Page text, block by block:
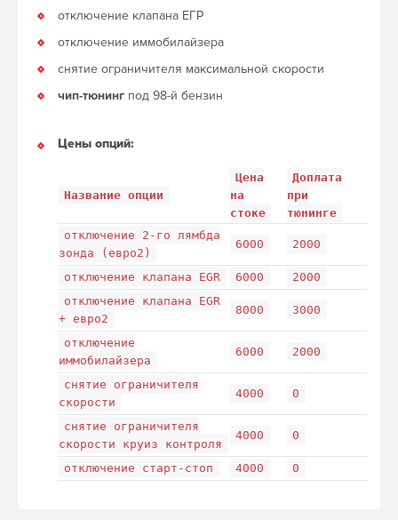
отключение клапана ЕГР
отключение иммобилайзера
снятие ограничителя максимальной скорости
чип-тюнинг под 98-й бензин
Цены опций:
Название опции
Цена
на
стоке
Доплата
при
тюнинге
отключение 2-го лямбда
зонда (евро2)
6000 2000
отключение клапана EGR 6000
2000
отключение клапана EGR
+ евро2
8000 3000
отключение
иммобилайзера
6000 2000
снятие ограничителя
скорости
4000 0
снятие ограничителя
скорости круиз контроля
4000 0
отключение старт-стоп 4000 0